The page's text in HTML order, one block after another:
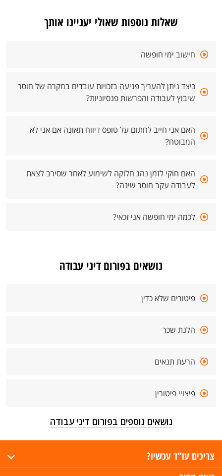
שאלות נוספות שאולי יעניינו אותך
חישוב ימי חופשה
כיצד ניתן להעריך פגיעה בזכויות עובדים במקרה של חוסר
שיבוץ לעבודה והפרשות פנסיוניות?
האם אני חייב לחתום על טופס דיווח תאונה אם אני לא
המבוטח?
האם חוקי לזמן נהג חלוקה לשימוע לאחר שסירב לצאת
לעבודה עקב חוסר שינה?
לכמה ימי חופשה אני זכאי?
נושאים בפורום דיני עבודה
פיטורים שלא כדין
הלנת שכר
הרעת תנאים
פיצויי פיטורין
נושאים נוספים בפורום דיני עבודה
צריכים עו"ד עכשיו?